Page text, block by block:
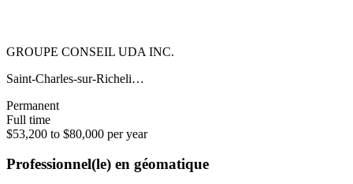
GROUPE CONSEIL UDA INC.
Saint-Charles-sur-Richeli…
Permanent
Full time
$53,200 to $80,000 per year
Professionnel(le) en géomatique